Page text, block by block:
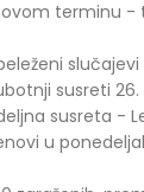
terminu -
susreti
susreta -
u